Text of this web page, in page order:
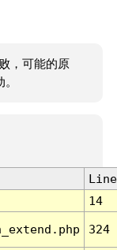
，可能的原
Line
14
324